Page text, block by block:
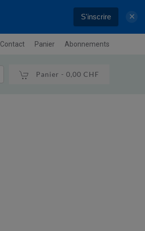
S'inscrire ✕
Contact Panier Abonnements
Panier - 0,00 CHF